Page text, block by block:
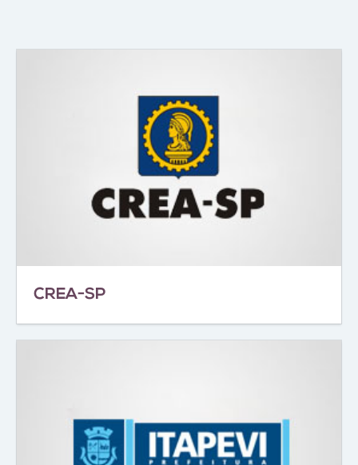
CREA-SP